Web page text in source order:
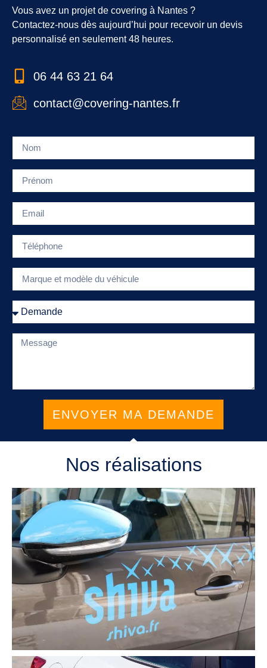
Vous avez un projet de covering à Nantes ?
Contactez-nous dès aujourd’hui pour recevoir un devis
personnalisé en seulement 48 heures.
06 44 63 21 64
contact@covering-nantes.fr
ENVOYER MA DEMANDE
Nos réalisations